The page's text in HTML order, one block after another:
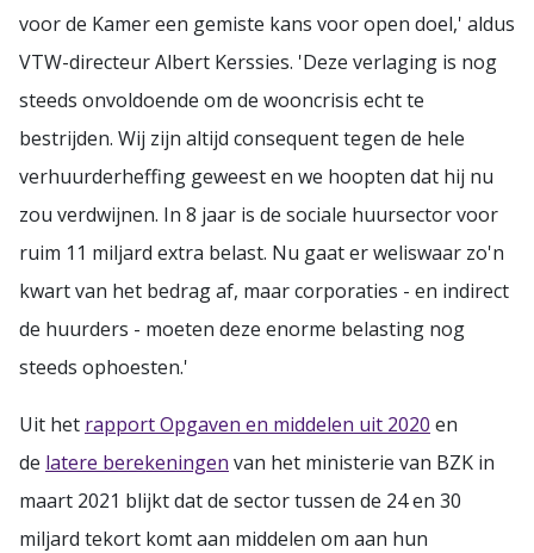
voor de Kamer een gemiste kans voor open doel,' aldus
VTW-directeur Albert Kerssies. 'Deze verlaging is nog
steeds onvoldoende om de wooncrisis echt te
bestrijden. Wij zijn altijd consequent tegen de hele
verhuurderheffing geweest en we hoopten dat hij nu
zou verdwijnen. In 8 jaar is de sociale huursector voor
ruim 11 miljard extra belast. Nu gaat er weliswaar zo'n
kwart van het bedrag af, maar corporaties - en indirect
de huurders - moeten deze enorme belasting nog
steeds ophoesten.'
Uit het rapport Opgaven en middelen uit 2020 en
de latere berekeningen van het ministerie van BZK in
maart 2021 blijkt dat de sector tussen de 24 en 30
miljard tekort komt aan middelen om aan hun